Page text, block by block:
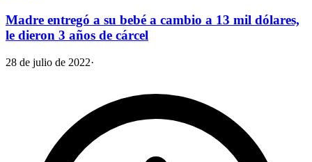
Madre entregó a su bebé a cambio a 13 mil dólares,
le dieron 3 años de cárcel
28 de julio de 2022·